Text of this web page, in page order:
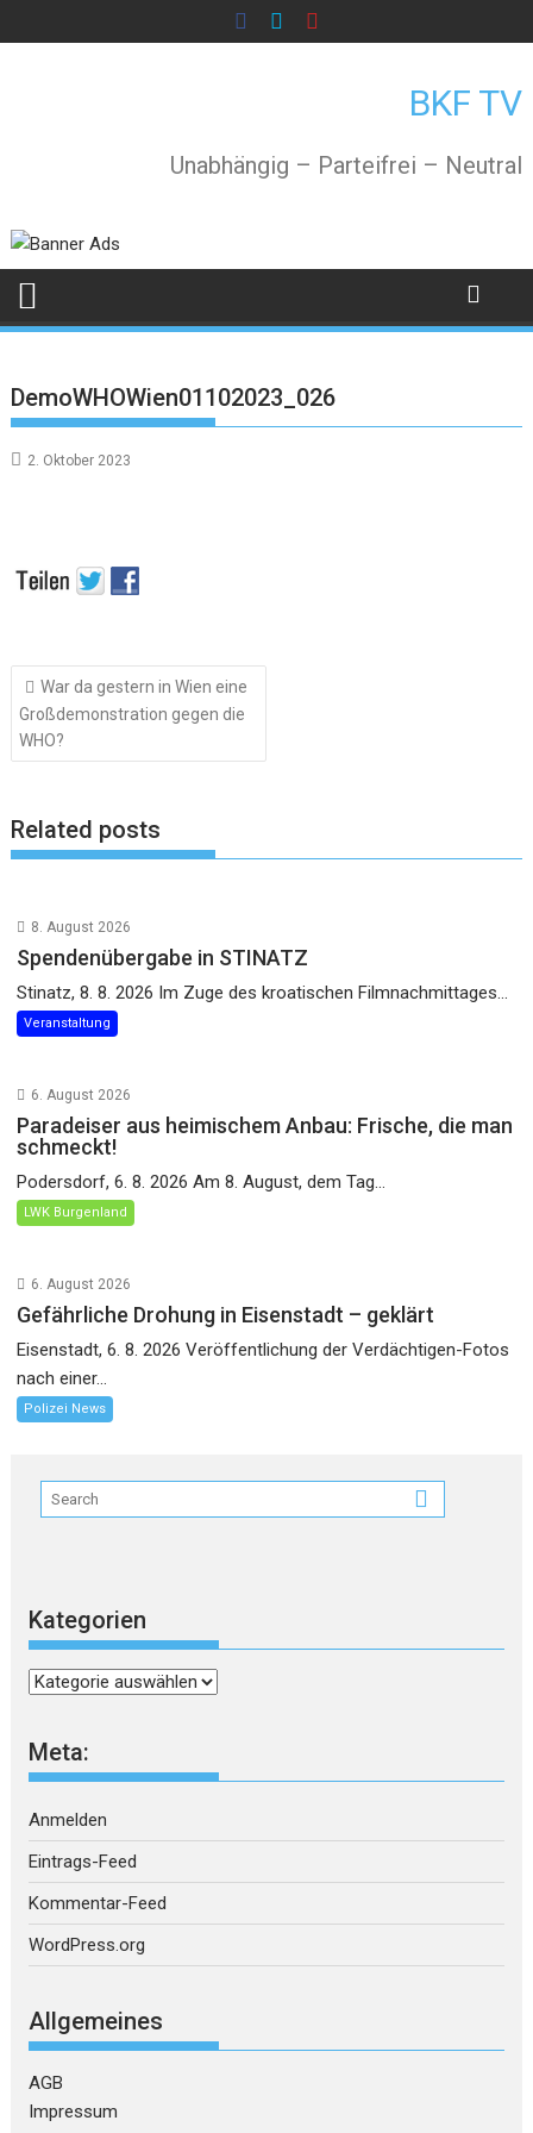
to
BKF TV
Unabhängig – Parteifrei – Neutral
DemoWHOWien01102023_026
2. Oktober 2023
Beitragsnavigation
War da gestern in Wien eine
Großdemonstration gegen die
WHO?
Related posts
8. August 2026
Spendenübergabe in STINATZ
Stinatz, 8. 8. 2026 Im Zuge des kroatischen Filmnachmittages...
Veranstaltung
6. August 2026
Paradeiser aus heimischem Anbau: Frische, die man
schmeckt!
Podersdorf, 6. 8. 2026 Am 8. August, dem Tag...
LWK Burgenland
6. August 2026
Gefährliche Drohung in Eisenstadt – geklärt
Eisenstadt, 6. 8. 2026 Veröffentlichung der Verdächtigen-Fotos
nach einer...
Polizei News
Kategorien
Kategorien
Meta:
Anmelden
Eintrags-Feed
Kommentar-Feed
WordPress.org
Allgemeines
AGB
Impressum